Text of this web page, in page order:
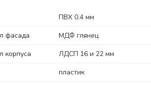
ПВХ 0.4 мм
фасада
МДФ глянец
корпуса
ЛДСП 16 и 22 мм
пластик